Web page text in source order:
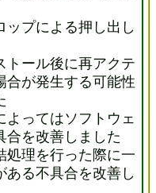
ップによる押し出し
トール後に再アクテ
合が発生する可能性
よってはソフトウェ
合を改善しました
処理を行った際に一
ある不具合を改善し